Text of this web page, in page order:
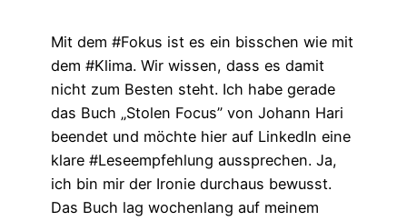
Mit dem #Fokus ist es ein bisschen wie mit
dem #Klima. Wir wissen, dass es damit
nicht zum Besten steht. Ich habe gerade
das Buch „Stolen Focus” von Johann Hari
beendet und möchte hier auf LinkedIn eine
klare #Leseempfehlung aussprechen. Ja,
ich bin mir der Ironie durchaus bewusst.
Das Buch lag wochenlang auf meinem